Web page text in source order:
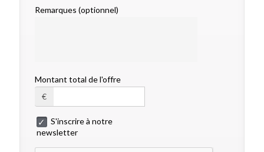
Remarques (optionnel)
Montant total de l'offre
€
S'inscrire à notre
newsletter